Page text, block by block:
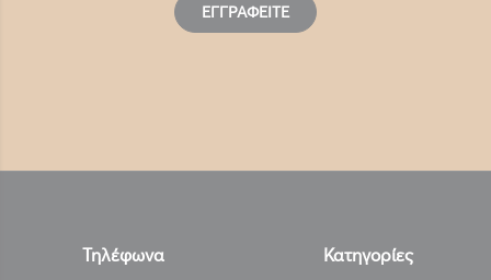
ΕΓΓΡΑΦΕΊΤΕ
Τηλέφωνα Κατηγορίες